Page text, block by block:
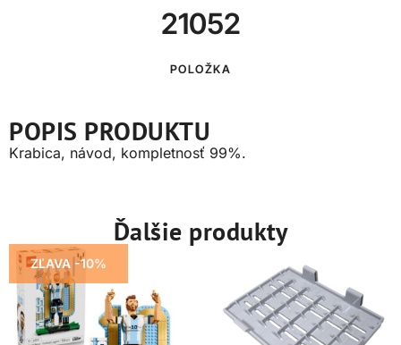
21052
POLOŽKA
POPIS PRODUKTU
Krabica, návod, kompletnosť 99%.
Ďalšie produkty
ZĽAVA -10%